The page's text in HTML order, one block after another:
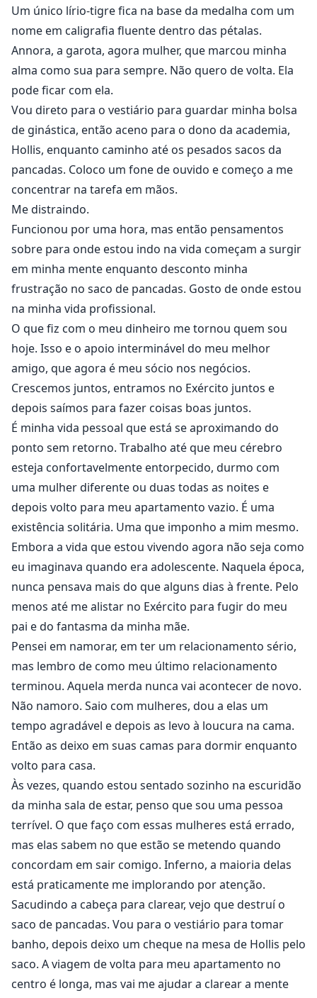
Um único lírio-tigre fica na base da medalha com um
nome em caligrafia fluente dentro das pétalas.
Annora, a garota, agora mulher, que marcou minha
alma como sua para sempre. Não quero de volta. Ela
pode ficar com ela.
Vou direto para o vestiário para guardar minha bolsa
de ginástica, então aceno para o dono da academia,
Hollis, enquanto caminho até os pesados sacos da
pancadas. Coloco um fone de ouvido e começo a me
concentrar na tarefa em mãos.
Me distraindo.
Funcionou por uma hora, mas então pensamentos
sobre para onde estou indo na vida começam a surgir
em minha mente enquanto desconto minha
frustração no saco de pancadas. Gosto de onde estou
na minha vida profissional.
O que fiz com o meu dinheiro me tornou quem sou
hoje. Isso e o apoio interminável do meu melhor
amigo, que agora é meu sócio nos negócios.
Crescemos juntos, entramos no Exército juntos e
depois saímos para fazer coisas boas juntos.
É minha vida pessoal que está se aproximando do
ponto sem retorno. Trabalho até que meu cérebro
esteja confortavelmente entorpecido, durmo com
uma mulher diferente ou duas todas as noites e
depois volto para meu apartamento vazio. É uma
existência solitária. Uma que imponho a mim mesmo.
Embora a vida que estou vivendo agora não seja como
eu imaginava quando era adolescente. Naquela época,
nunca pensava mais do que alguns dias à frente. Pelo
menos até me alistar no Exército para fugir do meu
pai e do fantasma da minha mãe.
Pensei em namorar, em ter um relacionamento sério,
mas lembro de como meu último relacionamento
terminou. Aquela merda nunca vai acontecer de novo.
Não namoro. Saio com mulheres, dou a elas um
tempo agradável e depois as levo à loucura na cama.
Então as deixo em suas camas para dormir enquanto
volto para casa.
Às vezes, quando estou sentado sozinho na escuridão
da minha sala de estar, penso que sou uma pessoa
terrível. O que faço com essas mulheres está errado,
mas elas sabem no que estão se metendo quando
concordam em sair comigo. Inferno, a maioria delas
está praticamente me implorando por atenção.
Sacudindo a cabeça para clarear, vejo que destruí o
saco de pancadas. Vou para o vestiário para tomar
banho, depois deixo um cheque na mesa de Hollis pelo
saco. A viagem de volta para meu apartamento no
centro é longa, mas vai me ajudar a clarear a mente